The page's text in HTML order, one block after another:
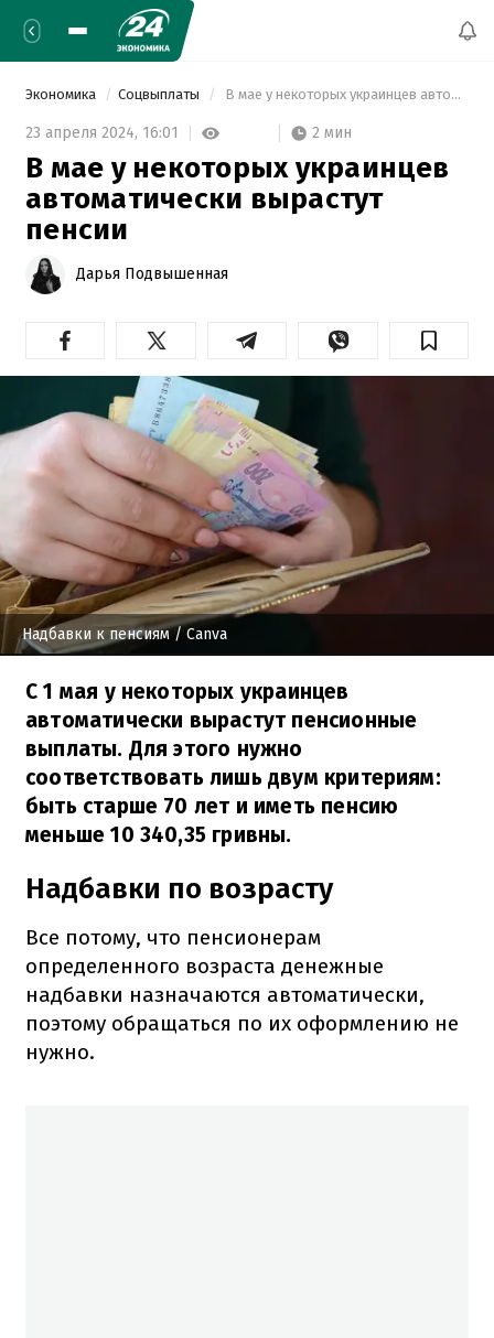
Экономика Соцвыплаты В мае у некоторых украинцев автоматически вырастут пенсии
23 апреля 2024, 16:01 2 мин
В мае у некоторых украинцев
автоматически вырастут
пенсии
Дарья Подвышенная
Надбавки к пенсиям/ Canva
С 1 мая у некоторых украинцев
автоматически вырастут пенсионные
выплаты. Для этого нужно
соответствовать лишь двум критериям:
быть старше 70 лет и иметь пенсию
меньше 10 340,35 гривны.
Надбавки по возрасту
Все потому, что пенсионерам
определенного возраста денежные
надбавки назначаются автоматически,
поэтому обращаться по их оформлению не
нужно.